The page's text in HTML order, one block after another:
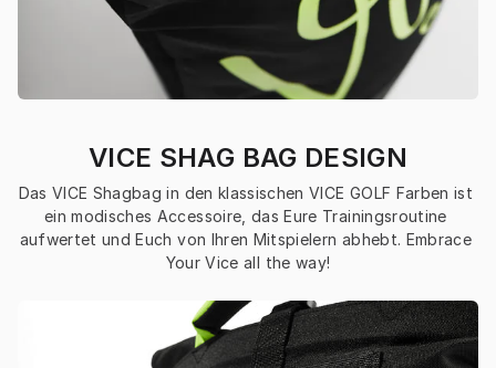
VICE SHAG BAG DESIGN
Das VICE Shagbag in den klassischen VICE GOLF Farben ist
ein modisches Accessoire, das Eure Trainingsroutine
aufwertet und Euch von Ihren Mitspielern abhebt. Embrace
Your Vice all the way!